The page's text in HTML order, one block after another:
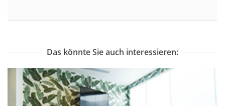
Das könnte Sie auch interessieren: